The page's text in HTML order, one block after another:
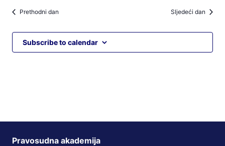
Prethodni dan Sljedeći dan
Subscribe to calendar
Pravosudna akademija